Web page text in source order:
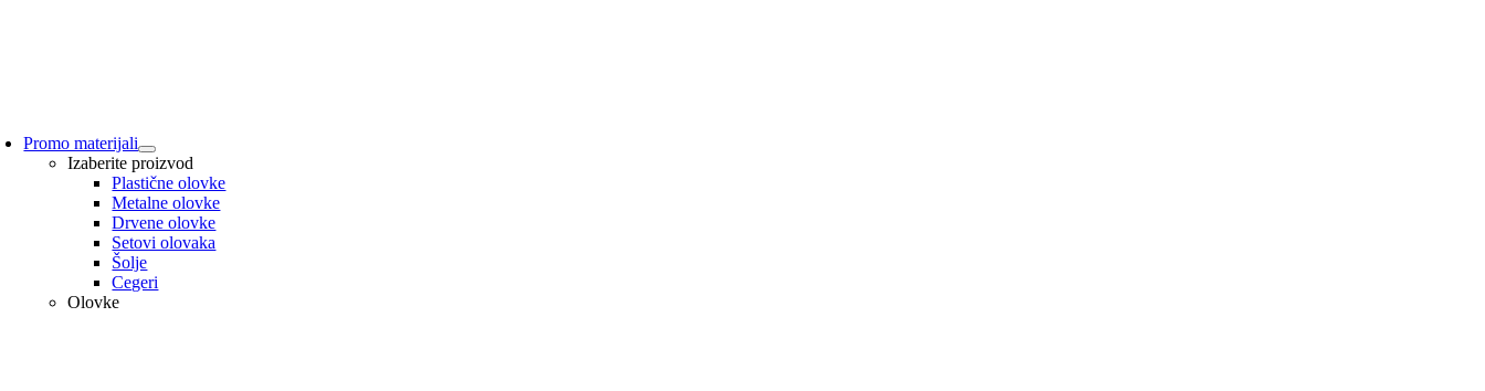
Promo materijali
Izaberite proizvod
Plastične olovke
Metalne olovke
Drvene olovke
Setovi olovaka
Šolje
Cegeri
Olovke